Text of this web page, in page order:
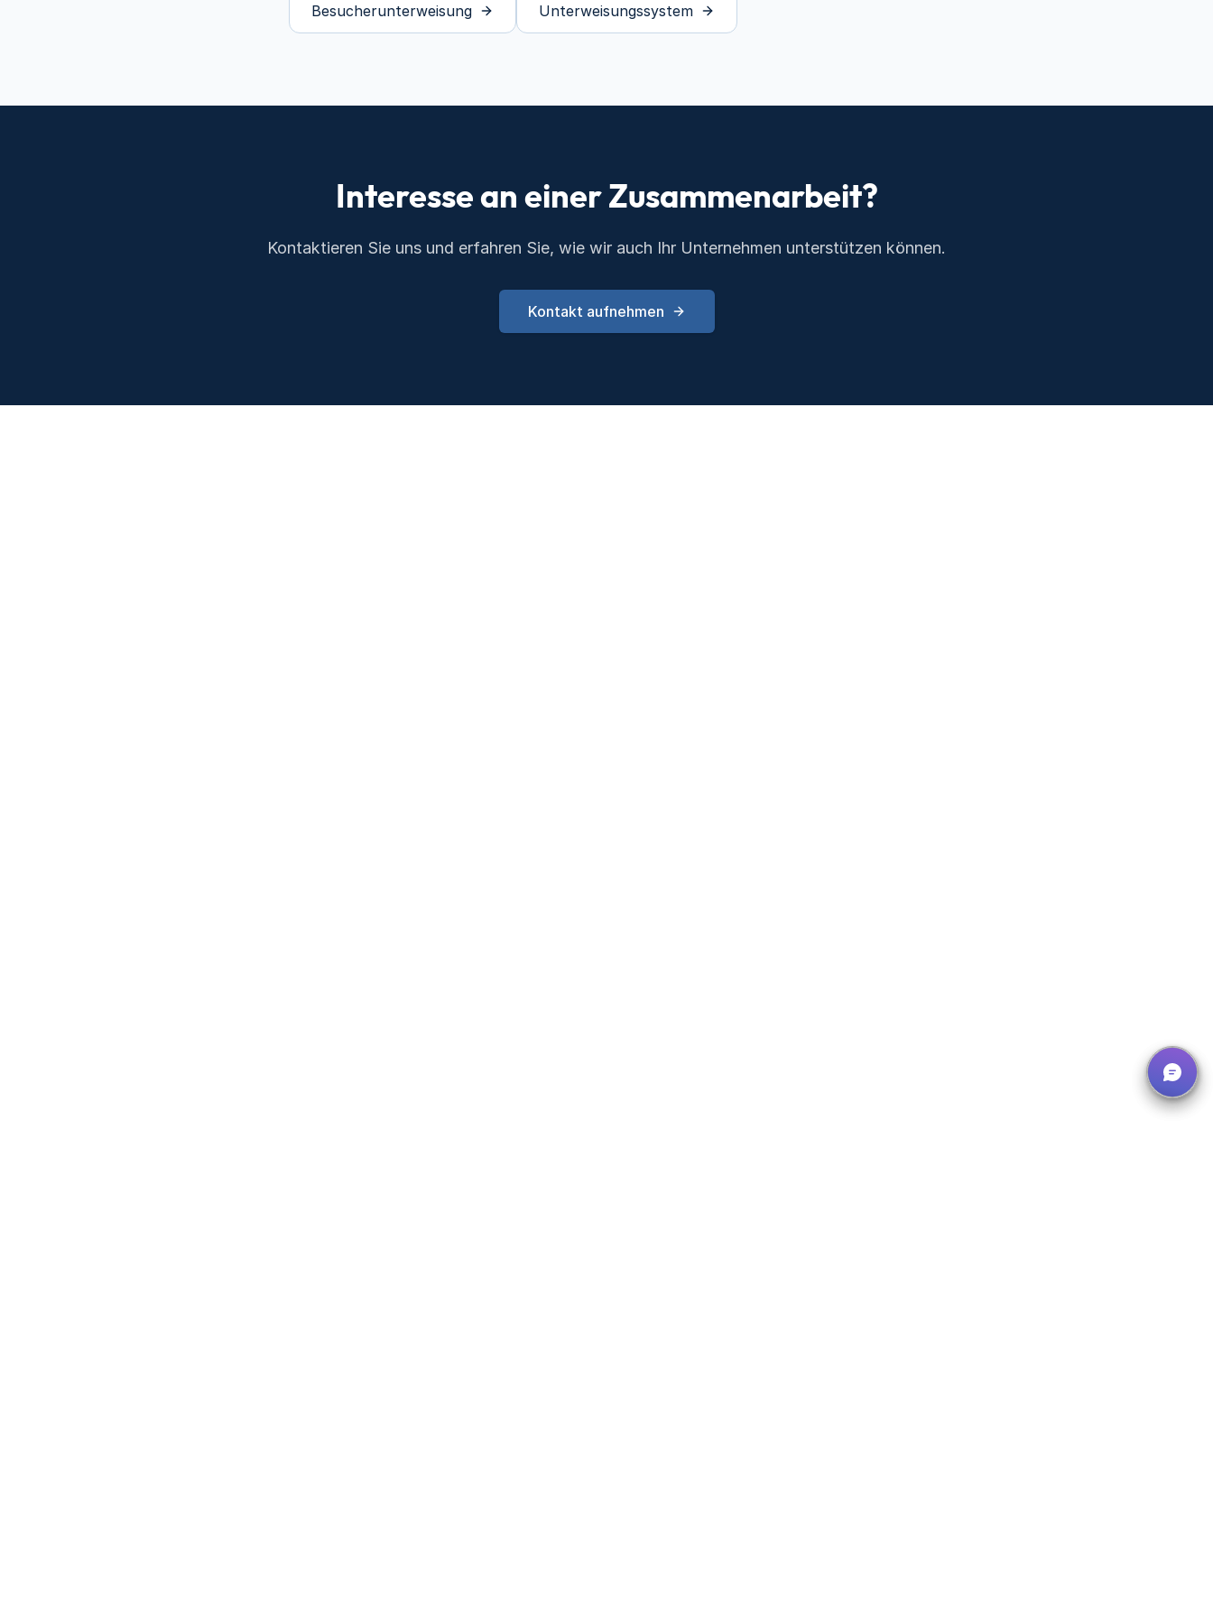
Besucherunterweisung Unterweisungssystem
Interesse an einer Zusammenarbeit?
Kontaktieren Sie uns und erfahren Sie, wie wir auch Ihr Unternehmen unterstützen können.
Kontakt aufnehmen